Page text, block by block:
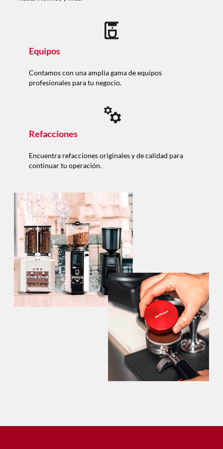
Equipos
Contamos con una amplia gama de equipos
profesionales para tu negocio.
Refacciones
Encuentra refacciones originales y de calidad para
continuar tu operación.